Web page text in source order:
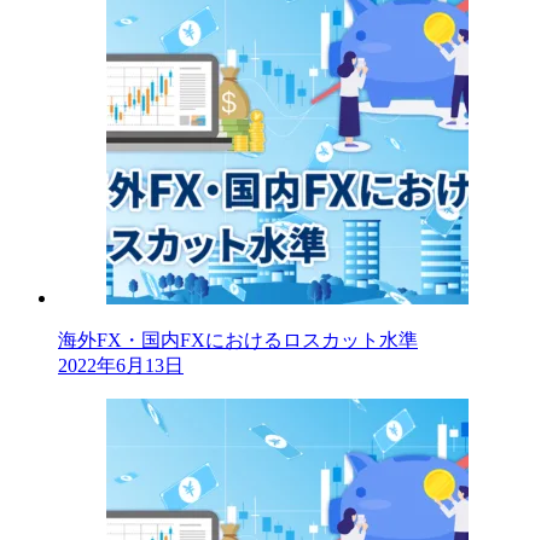
海外FX・国内FXにおけるロスカット水準
2022年6月13日